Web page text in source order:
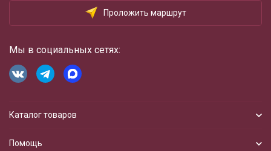
Проложить маршрут
Мы в социальных сетях:
Каталог товаров
Помощь